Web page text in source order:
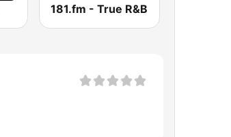
181.fm - True R&B